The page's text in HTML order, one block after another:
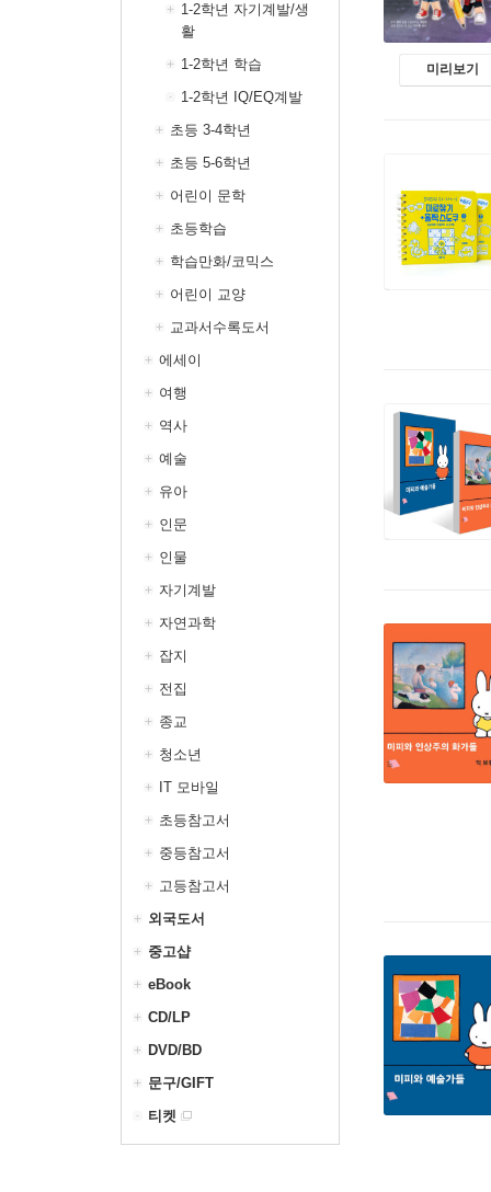
1-2학년 자기계발/생
활
1-2학년 학습
1-2학년 IQ/EQ계발
초등 3-4학년
초등 5-6학년
어린이 문학
초등학습
학습만화/코믹스
어린이 교양
교과서수록도서
에세이
여행
역사
예술
유아
인문
인물
자기계발
자연과학
잡지
전집
종교
청소년
IT 모바일
초등참고서
중등참고서
고등참고서
외국도서
중고샵
eBook
CD/LP
DVD/BD
문구/GIFT
티켓
미리보기